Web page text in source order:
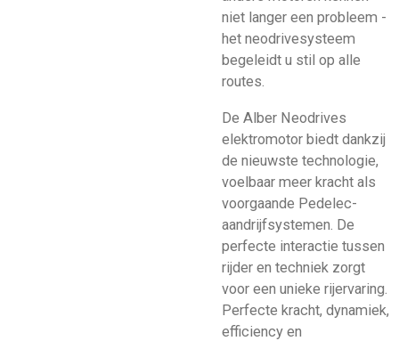
niet langer een probleem -
het neodrivesysteem
begeleidt u stil op alle
routes.
De Alber Neodrives
elektromotor biedt dankzij
de nieuwste technologie,
voelbaar meer kracht als
voorgaande Pedelec-
aandrijfsystemen. De
perfecte interactie tussen
rijder en techniek zorgt
voor een unieke rijervaring.
Perfecte kracht, dynamiek,
efficiency en